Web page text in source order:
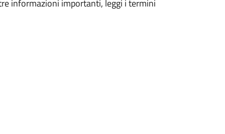
informazioni importanti, leggi i termini